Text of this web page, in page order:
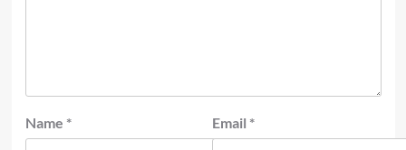
Name * Email *